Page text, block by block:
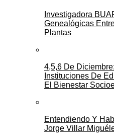
Investigadora
Genealógicas
Plantas
4,5,6 De
Instituciones De
El Bienestar
Entendiendo Y
Jorge Villar